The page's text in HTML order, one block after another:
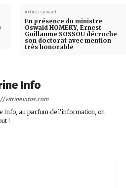
Article suivant
En présence du ministre
Oswald HOMEKY, Ernest
Guillaume SOSSOU décroche
son doctorat avec mention
très honorable
Info
vitrineinfos.com
Info, au parfum de l'information, on
!